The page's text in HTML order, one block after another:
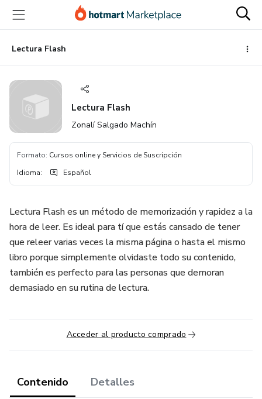
principal
página
de
página
Lectura Flash
Lectura Flash
Zonalí Salgado Machín
Formato: Cursos online y Servicios de Suscripción
Idioma: Español
Lectura Flash es un método de memorización y rapidez a la
hora de leer. Es ideal para tí que estás cansado de tener
que releer varias veces la misma página o hasta el mismo
libro porque simplemente olvidaste todo su contenido,
también es perfecto para las personas que demoran
demasiado en su rutina de lectura.
Acceder al producto comprado
Contenido Detalles